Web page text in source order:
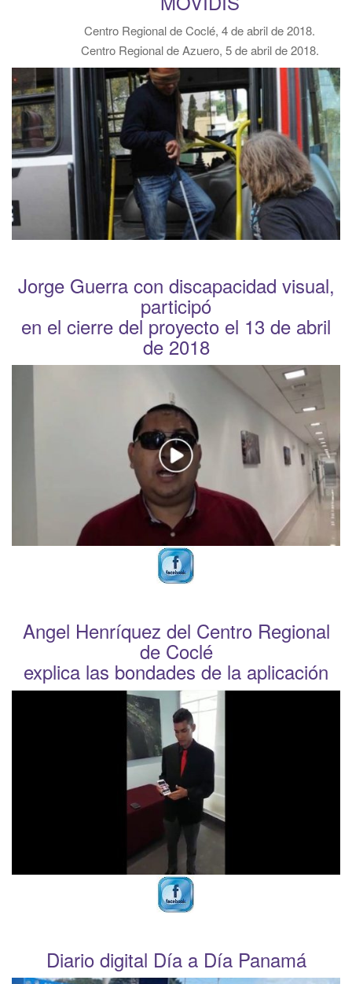
Centro Regional de Coclé, 4 de abril de 2018.
Centro Regional de Azuero, 5 de abril de 2018.
Jorge Guerra con discapacidad visual,
participó
en el cierre del proyecto el 13 de abril
de 2018
Angel Henríquez del Centro Regional
de Coclé
explica las bondades de la aplicación
Diario digital Día a Día Panamá